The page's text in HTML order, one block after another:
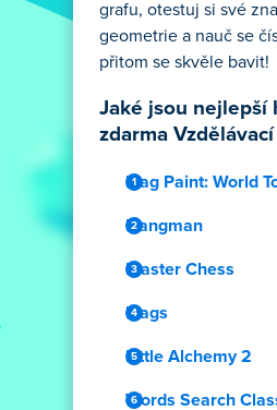
grafu, otestuj si své
geometrie a nauč se
přitom se skvěle bavit!
Jaké jsou nejlepší
zdarma
Flag Paint: World
Hangman
Master Chess
Flags
Little Alchemy 2
Words Search